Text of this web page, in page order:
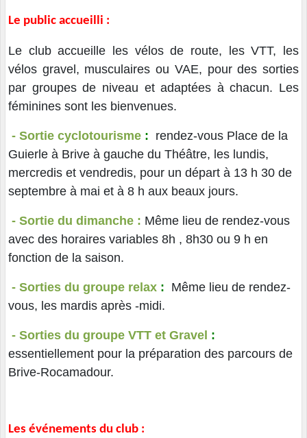
Le public accueilli :
Le club accueille les vélos de route, les VTT, les
vélos gravel, musculaires ou VAE, pour des sorties
par groupes de niveau et adaptées à chacun. Les
féminines sont les bienvenues.
- Sortie cyclotourisme : rendez-vous Place de la
Guierle à Brive à gauche du Théâtre, les lundis,
mercredis et vendredis, pour un départ à 13 h 30 de
septembre à mai et à 8 h aux beaux jours.
- Sortie du dimanche : Même lieu de rendez-vous
avec des horaires variables 8h , 8h30 ou 9 h en
fonction de la saison.
- Sorties du groupe relax : Même lieu de rendez-
vous, les mardis après -midi.
- Sorties du groupe VTT et Gravel :
essentiellement pour la préparation des parcours de
Brive-Rocamadour.
Les événements du club :